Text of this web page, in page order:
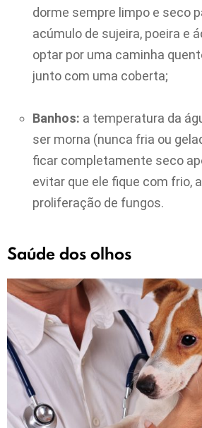
dorme sempre limpo e seco
acúmulo de sujeira, poeira e
optar por uma caminha
junto com uma coberta;
Banhos: a temperatura da
ser morna (nunca fria ou
ficar completamente seco
evitar que ele fique com frio,
proliferação de fungos.
Saúde dos olhos